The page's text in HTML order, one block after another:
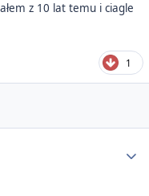
z 10 lat temu i ciagle
1